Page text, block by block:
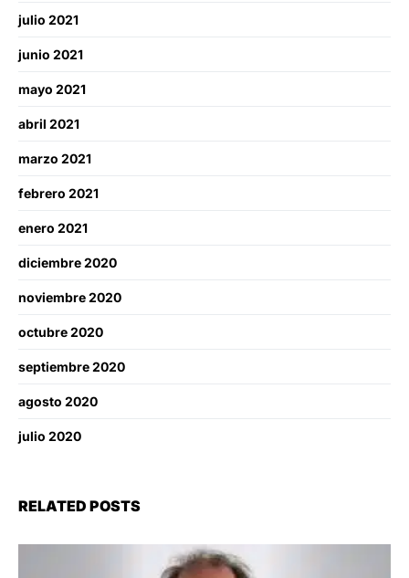
julio 2021
junio 2021
mayo 2021
abril 2021
marzo 2021
febrero 2021
enero 2021
diciembre 2020
noviembre 2020
octubre 2020
septiembre 2020
agosto 2020
julio 2020
RELATED POSTS